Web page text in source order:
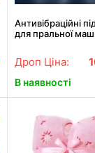
Антивібраційні
для пральної
побутової техніки
Дроп Ціна:
В наявності